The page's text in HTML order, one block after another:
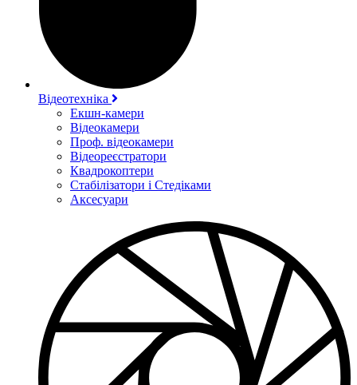
Відеотехніка
Екшн-камери
Відеокамери
Проф. відеокамери
Відеореєстратори
Квадрокоптери
Стабілізатори і Стедіками
Аксесуари